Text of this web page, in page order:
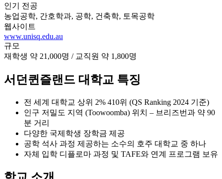
농업공학, 간호학과, 공학, 건축학, 토목공학
웹사이트
www.unisq.edu.au
규모
재학생 약 21,000명 / 교직원 약 1,800명
인구 저밀도 지역 (Toowoomba) 위치 – 브리즈번과 약 90
분 거리
다양한 국제학생 장학금 제공
공학 석사 과정 제공하는 소수의 호주 대학교 중 하나
자체 입학 디플로마 과정 및 TAFE와 연계 프로그램 보유